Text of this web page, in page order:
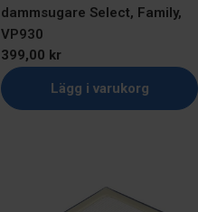
dammsugare Select, Family,
VP930
Ordinarie
pris
399,00 kr
Lägg i varukorg